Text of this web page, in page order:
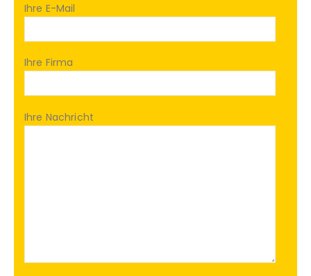
Ihre E-Mail
Ihre Firma
Ihre Nachricht